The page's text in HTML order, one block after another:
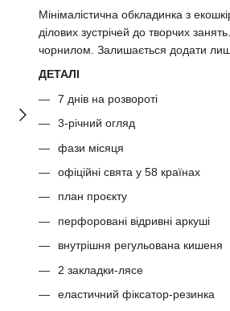
Мінімалістична обкладинка з
ділових зустрічей до творчих
чорнилом. Залишається додати
ДЕТАЛІ
7 днів на розвороті
3-річний огляд
фази місяця
офіційні свята у 58 країнах
план проєкту
перфоровані відривні аркуші
внутрішня регульована кишеня
2 закладки-лясе
еластичний фіксатор-резинка